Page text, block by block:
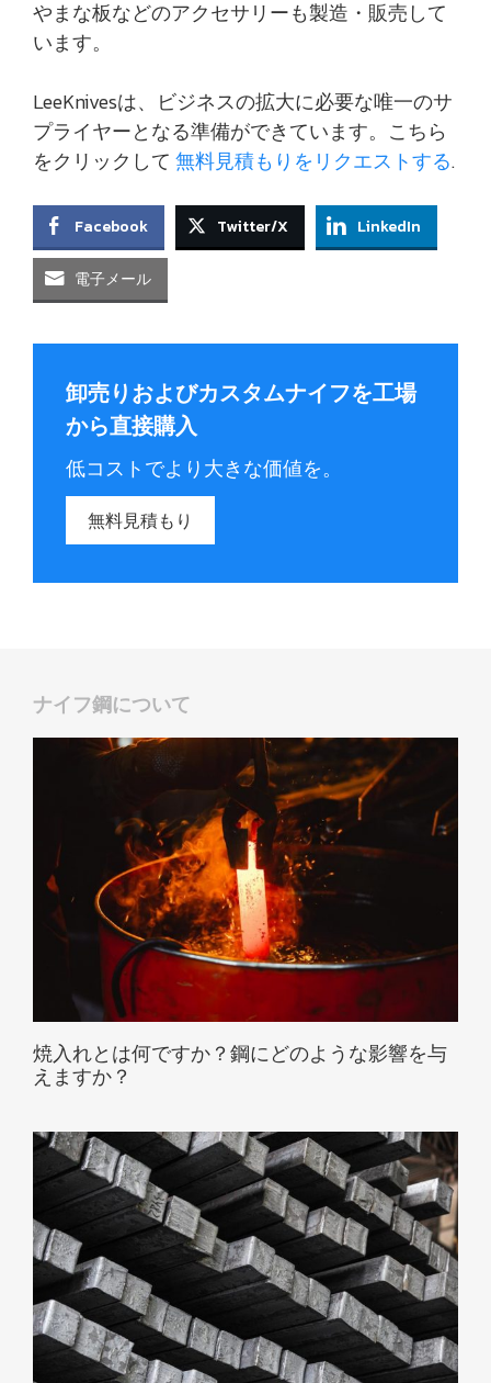
やまな板などのアクセサリーも製造・販売して
います。
LeeKnivesは、ビジネスの拡大に必要な唯一のサ
プライヤーとなる準備ができています。こちら
をクリックして 無料見積もりをリクエストする.
Facebook Twitter/X LinkedIn
電子メール
卸売りおよびカスタムナイフを工場
から直接購入
低コストでより大きな価値を。
無料見積もり
ナイフ鋼について
焼入れとは何ですか？鋼にどのような影響を与
えますか？